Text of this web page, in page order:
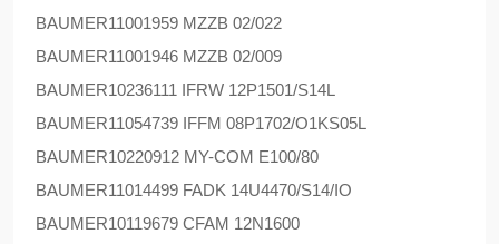
BAUMER11001959 MZZB 02/022
BAUMER11001946 MZZB 02/009
BAUMER10236111 IFRW 12P1501/S14L
BAUMER11054739 IFFM 08P1702/O1KS05L
BAUMER10220912 MY-COM E100/80
BAUMER11014499 FADK 14U4470/S14/IO
BAUMER10119679 CFAM 12N1600